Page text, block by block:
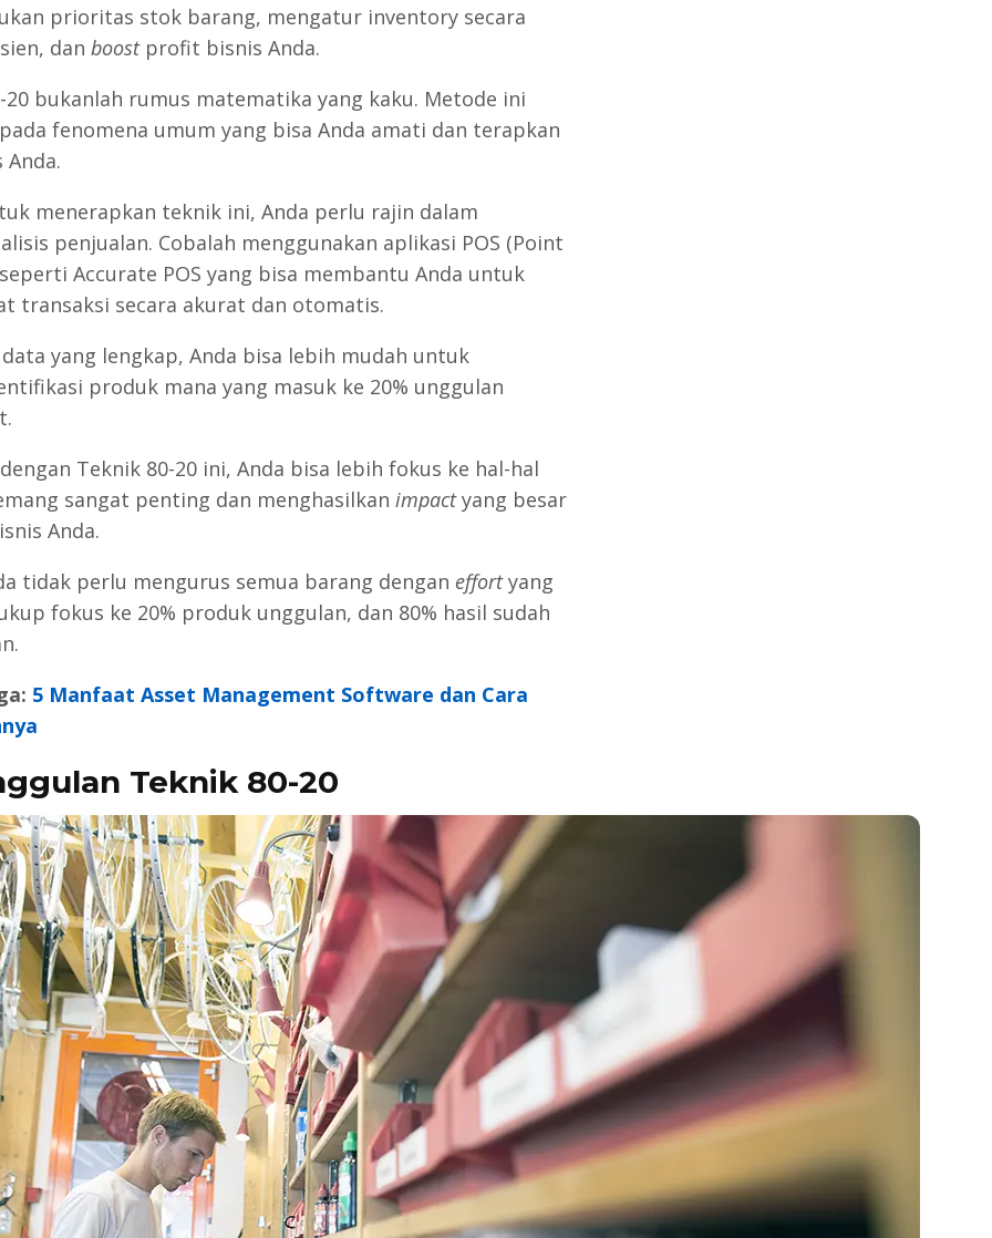
prioritas stok barang, mengatur inventory secara
dan boostprofit bisnis Anda.
20 bukanlah rumus matematika yang kaku. Metode ini
fenomena umum yang bisa Anda amati dan terapkan
menerapkan teknik ini, Anda perlu rajin dalam
penjualan. Cobalah menggunakan aplikasi POS (Point
Accurate POS yang bisa membantu Anda untuk
transaksi secara akurat dan otomatis.
yang lengkap, Anda bisa lebih mudah untuk
produk mana yang masuk ke 20% unggulan
Teknik 80-20 ini, Anda bisa lebih fokus ke hal-hal
sangat penting dan menghasilkan impactyang besar
Anda.
tidak perlu mengurus semua barang dengan effortyang
fokus ke 20% produk unggulan, dan 80% hasil sudah
5 Manfaat Asset Management Software dan Cara
Teknik 80-20